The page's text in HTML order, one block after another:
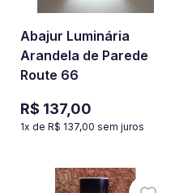
Abajur Luminária
Arandela de Parede
Route 66
R$ 137,00
1x de R$ 137,00 sem juros